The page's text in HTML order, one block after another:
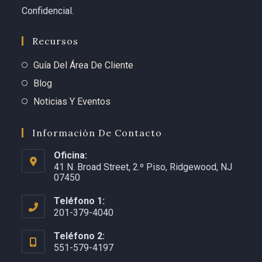
Confidencial.
Recursos
Guía Del Área De Cliente
Blog
Noticias Y Eventos
Información De Contacto
Oficina:
41 N. Broad Street, 2.º Piso, Ridgewood, NJ
07450
Teléfono 1:
201-379-4040
Teléfono 2:
551-579-4197